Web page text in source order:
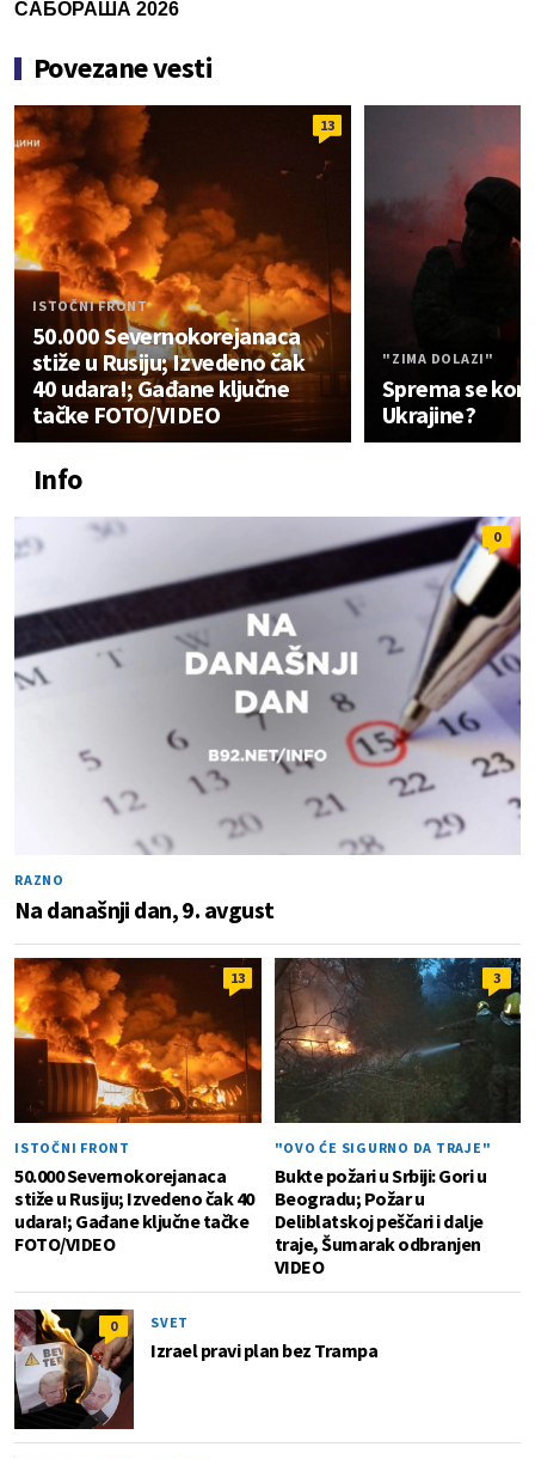
САБОРАША 2026
Povezane vesti
13
ISTOČNI FRONT
50.000 Severnokorejanaca
stiže u Rusiju; Izvedeno čak
40 udara!; Gađane ključne
tačke FOTO/VIDEO
"ZIMA DOLAZI"
Sprema se
Ukrajine?
Info
0
RAZNO
Na današnji dan, 9. avgust
13
ISTOČNI FRONT
50.000 Severnokorejanaca
stiže u Rusiju; Izvedeno čak 40
udara!; Gađane ključne tačke
FOTO/VIDEO
3
"OVO ĆE SIGURNO DA TRAJE"
Bukte požari u Srbiji: Gori u
Beogradu; Požar u
Deliblatskoj peščari i dalje
traje, Šumarak odbranjen
VIDEO
0 SVET
Izrael pravi plan bez Trampa